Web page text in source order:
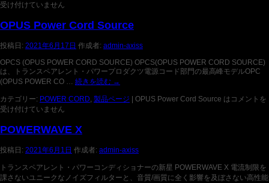
受け付けていません
OPUS Power Cord Source
投稿日: 2021年6月17日 作成者: admin-axiss
OPCS (OPUS POWER CORD SOURCE) OPCS(OPUS POWER CORD SOURCE)
は、トランスペアレント・パワープロダクツ電源コード部門の最高峰モデルOPC
(OPUS POWER CO … 続きを読む →
カテゴリー: POWER CORD, 製品ページ OPUS Power Cord Source は コメントを
受け付けていません
POWERWAVE X
投稿日: 2021年6月1日 作成者: admin-axiss
トランスペアレント・パワーコンディショナーの新星 POWERWAVE X 電流制限を
課さないユニークなノイズフィルターと、音質/画質に全く影響を及ぼさない高性能